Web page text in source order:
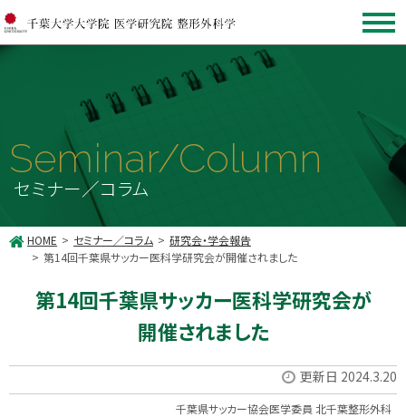
Seminar/Column
セミナー／コラム
HOME セミナー／コラム
研究会・学会報告
第14回千葉県サッカー医科学研究会が開催されました
第14回千葉県サッカー医科学研究会が
開催されました
更新日 2024.3.20
千葉県サッカー協会医学委員 北千葉整形外科